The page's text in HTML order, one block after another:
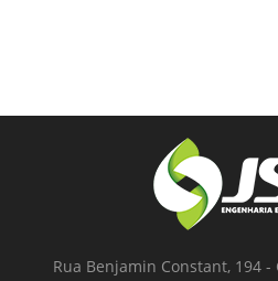
Rua Benjamin Constant, 194 -